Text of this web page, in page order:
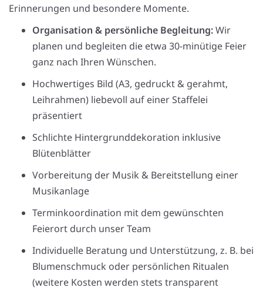
Erinnerungen und besondere Momente.
Organisation & persönliche Begleitung:Wir
planen und begleiten die etwa 30-minütige Feier
ganz nach Ihren Wünschen.
Hochwertiges Bild (A3, gedruckt & gerahmt,
Leihrahmen) liebevoll auf einer Staffelei
präsentiert
Schlichte Hintergrunddekoration inklusive
Blütenblätter
Vorbereitung der Musik & Bereitstellung einer
Musikanlage
Terminkoordination mit dem gewünschten
Feierort durch unser Team
Individuelle Beratung und Unterstützung, z. B. bei
Blumenschmuck oder persönlichen Ritualen
(weitere Kosten werden stets transparent